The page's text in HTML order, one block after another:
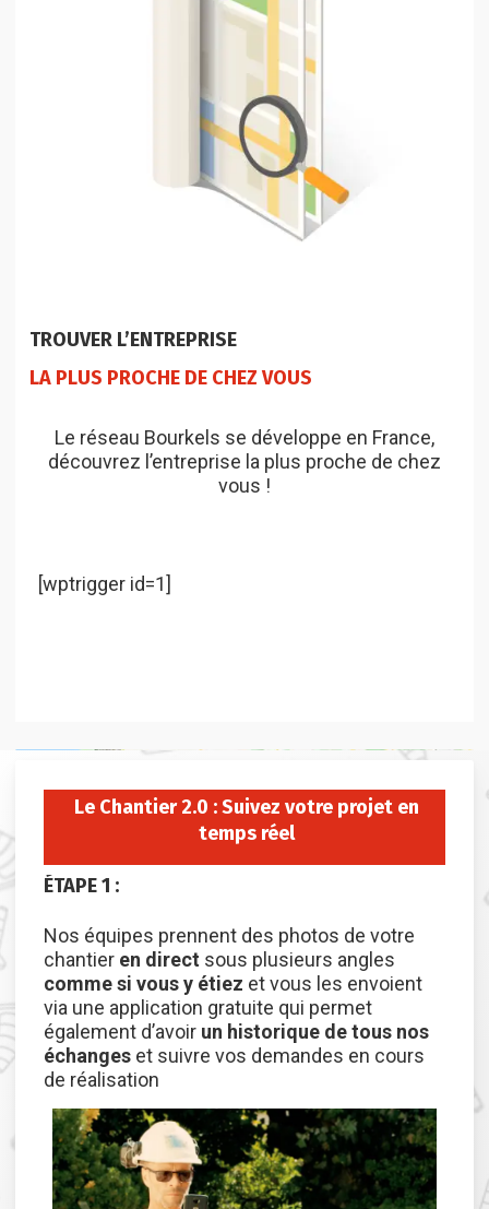
TROUVER L’ENTREPRISE
LA PLUS PROCHE DE CHEZ VOUS
Le réseau Bourkels se développe en France,
découvrez l’entreprise la plus proche de chez
vous !
[wptrigger id=1]
Le Chantier 2.0 : Suivez votre projet en
temps réel
ÉTAPE 1 :
Nos équipes prennent des photos de votre
chantier en direct sous plusieurs angles
comme si vous y étiez et vous les envoient
via une application gratuite qui permet
également d’avoir un historique de tous nos
échanges et suivre vos demandes en cours
de réalisation